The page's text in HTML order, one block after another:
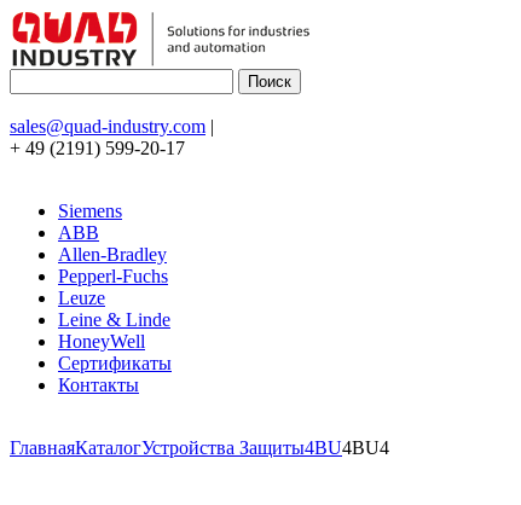
sales@quad-industry.com |
+ 49 (2191) 599-20-17
Siemens
ABB
Allen-Bradley
Pepperl-Fuchs
Leuze
Leine & Linde
HoneyWell
Сертификаты
Контакты
ГлавнаяКаталогУстройства Защиты4BU4BU4